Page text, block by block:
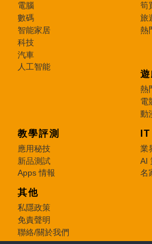
電腦
數碼
智能家居
科技
汽車
人工智能
筍
旅
熱
熱
電
動
教學評測
應用秘技
新品測試
Apps 情報
業
AI
名
其他
私隱政策
免責聲明
聯絡/關於我們